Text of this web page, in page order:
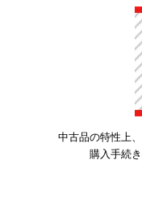
中古品の特性上
購入手続